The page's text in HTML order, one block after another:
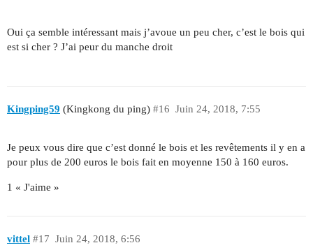
Oui ça semble intéressant mais j’avoue un peu cher, c’est le bois qui
est si cher ? J’ai peur du manche droit
Kingping59 (Kingkong du ping) Juin 24, 2018, 7:55
#16
Je peux vous dire que c’est donné le bois et les revêtements il y en a
pour plus de 200 euros le bois fait en moyenne 150 à 160 euros.
1 « J'aime »
vittel Juin 24, 2018, 6:56
#17